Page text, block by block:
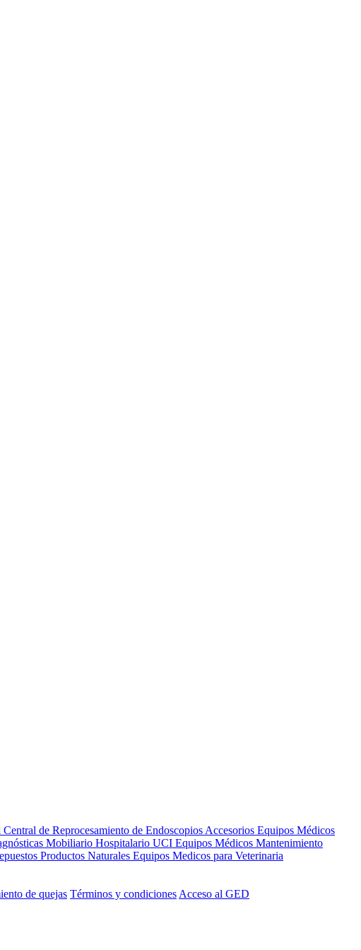
Central de Reprocesamiento de Endoscopios Accesorios Equipos Médicos
Mobiliario Hospitalario UCI Equipos Médicos Mantenimiento
Productos Naturales Equipos Medicos para Veterinaria
de quejas Términos y condiciones Acceso al GED